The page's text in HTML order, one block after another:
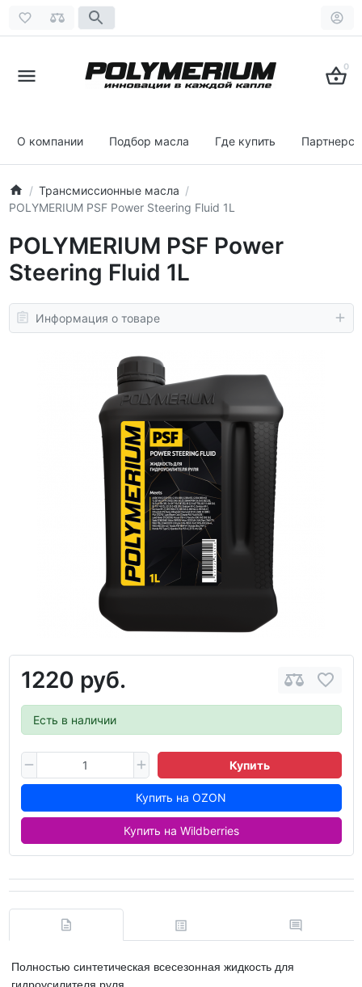
0
О компании Подбор масла Где купить
Трансмиссионные масла
POLYMERIUM PSF Power Steering Fluid 1L
POLYMERIUM PSF Power
Steering Fluid 1L
Информация о товаре
1220 руб.
Есть в наличии
Купить
Купить на OZON
Купить на Wildberries
Полностью синтетическая всесезонная жидкость для
гидроусилителя руля.